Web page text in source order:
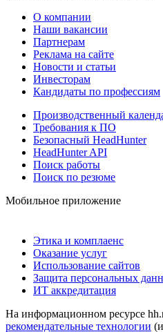
О компании
Наши вакансии
Партнерам
Реклама на сайте
Новости и статьи
Инвесторам
Кандидаты по профессиям
Производственный
Требования к ПО
Безопасный HeadHunter
HeadHunter API
Поиск работы
Поиск по резюме
Мобильное приложение
Этика и комплаенс
Оказание услуг
Использование сайтов
Защита персональных
ИТ аккредитация
На информационном ресурсе
рекомендательные технологии